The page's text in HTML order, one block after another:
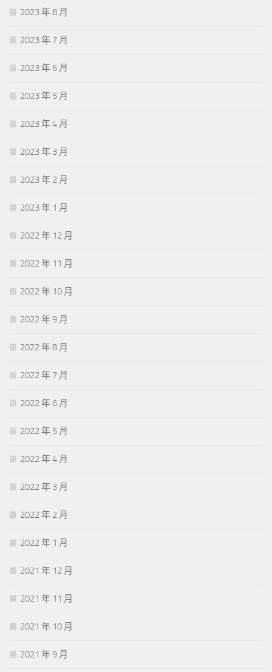
2023 年 8 月
2023 年 7 月
2023 年 6 月
2023 年 5 月
2023 年 4 月
2023 年 3 月
2023 年 2 月
2023 年 1 月
2022 年 12 月
2022 年 11 月
2022 年 10 月
2022 年 9 月
2022 年 8 月
2022 年 7 月
2022 年 6 月
2022 年 5 月
2022 年 4 月
2022 年 3 月
2022 年 2 月
2022 年 1 月
2021 年 12 月
2021 年 11 月
2021 年 10 月
2021 年 9 月